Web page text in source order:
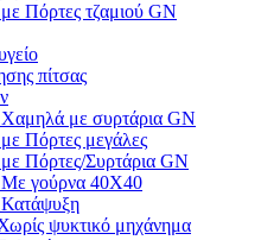
Πόρτες τζαμιού GN
πίτσας
με συρτάρια GN
Πόρτες μεγάλες
Πόρτες/Συρτάρια GN
Με γούρνα 40Χ40
ψυκτικό μηχάνημα